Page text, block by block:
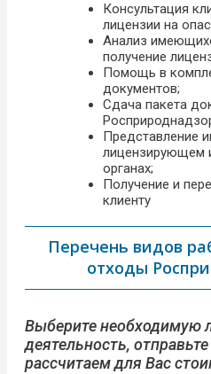
Консультация
лицензии на
Анализ
получение
Помощь в
документов;
Сдача пакета
Представление
лицензирующем
органах;
Получение и
клиенту
Перечень видов
отходы
Выберите необходимую
деятельность,
рассчитаем для Вас